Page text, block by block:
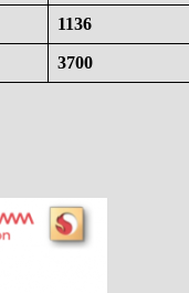
1136
3700